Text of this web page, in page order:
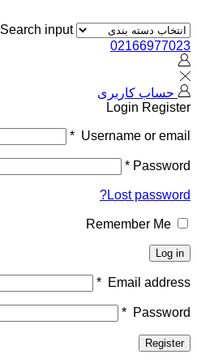
Search input
02166977023
حساب کاربری
Login Register
Username or email
*
Password
*
Lost password?
Remember Me
Log in
Email address
*
Password
*
Register